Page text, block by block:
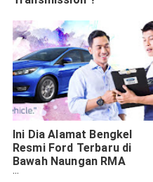
Ini Dia Alamat Bengkel
Resmi Ford Terbaru di
Bawah Naungan RMA
Group